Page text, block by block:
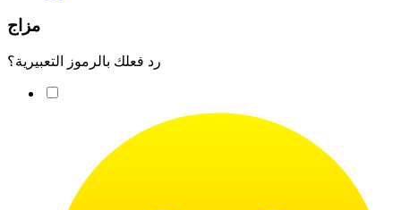
مزاج
رد فعلك بالرموز التعبيرية؟